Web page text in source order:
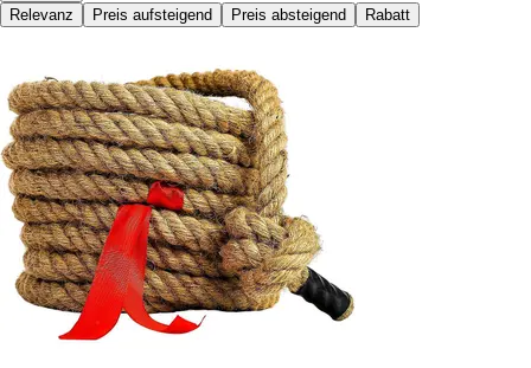
Relevanz
Preis aufsteigend Preis absteigend Rabatt